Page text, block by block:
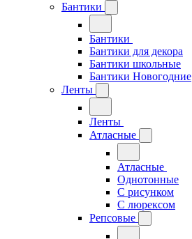
Бантики
Бантики
Бантики для декора
Бантики школьные
Бантики Новогодние
Ленты
Ленты
Атласные
Атласные
Однотонные
С рисунком
С люрексом
Репсовые